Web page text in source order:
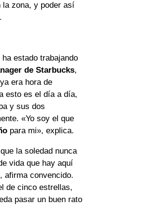
la zona, y poder así
ha estado trabajando
de Starbucks,
era hora de
esto es el día a día,
y sus dos
«Yo soy el que
para mi», explica.
la soledad nunca
vida que hay aquí
afirma convencido.
de cinco estrellas,
pasar un buen rato